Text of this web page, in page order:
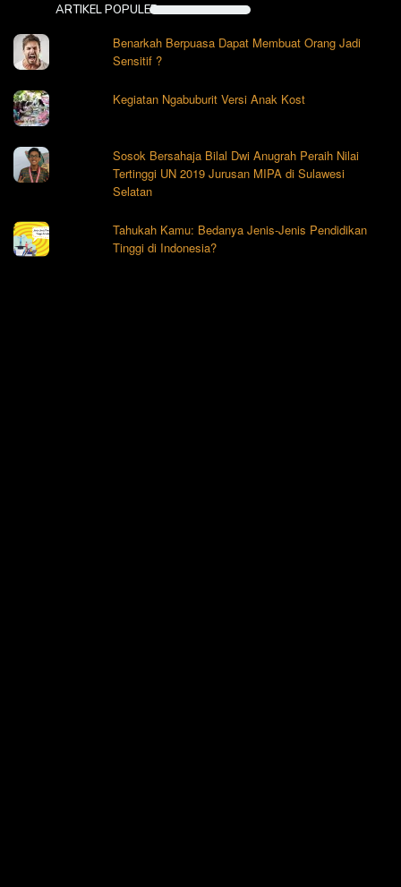
ARTIKEL POPULER
Benarkah Berpuasa Dapat Membuat Orang Jadi
Sensitif ?
Kegiatan Ngabuburit Versi Anak Kost
Sosok Bersahaja Bilal Dwi Anugrah Peraih Nilai
Tertinggi UN 2019 Jurusan MIPA di Sulawesi
Selatan
Tahukah Kamu: Bedanya Jenis-Jenis Pendidikan
Tinggi di Indonesia?